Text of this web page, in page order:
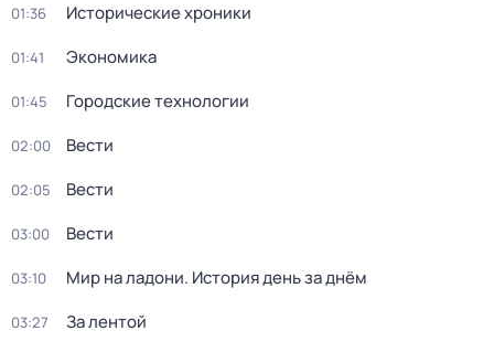
01:36 Исторические хроники
01:41 Экономика
01:45 Городские технологии
02:00 Вести
02:05 Вести
03:00 Вести
03:10 Мир на ладони. История день за днём
03:27 За лентой